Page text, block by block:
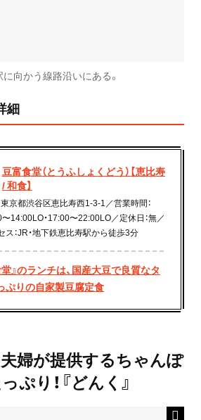
向かう線路沿いにある。
細
豆富食堂（とうふしょくどう）【恵比寿
/ 和食】
東京都渋谷区恵比寿西1-3-1／営業時間：
14:00LO・17:00〜22:00LO／定休日：無／
ス：JR・地下鉄恵比寿駅から徒歩3分
』のランチは、国産大豆で良質なタ
ぷりの自家製豆腐定食
婦が提供するちゃんぽ
ぷり！『どんく』